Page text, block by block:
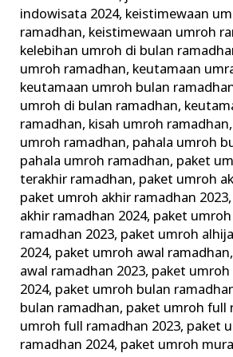
indowisata 2024, keistimewaan
ramadhan, keistimewaan umroh
kelebihan umroh di bulan
umroh ramadhan, keutamaan
keutamaan umroh bulan
umroh di bulan ramadhan,
ramadhan, kisah umroh ramadhan,
umroh ramadhan, pahala umroh
pahala umroh ramadhan, paket
terakhir ramadhan, paket umroh
paket umroh akhir ramadhan 2023,
akhir ramadhan 2024, paket
ramadhan 2023, paket umroh
2024, paket umroh awal ramadhan,
awal ramadhan 2023, paket umroh
2024, paket umroh bulan
bulan ramadhan, paket umroh full
umroh full ramadhan 2023, paket
ramadhan 2024, paket umroh